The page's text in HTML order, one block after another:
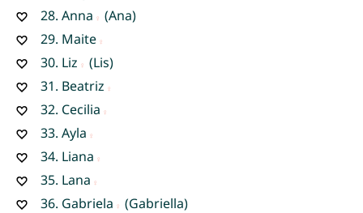
28. Anna
(Ana)
29. Maite
30. Liz
(Lis)
31. Beatriz
32. Cecilia
33. Ayla
34. Liana
35. Lana
36. Gabriela
(Gabriella)